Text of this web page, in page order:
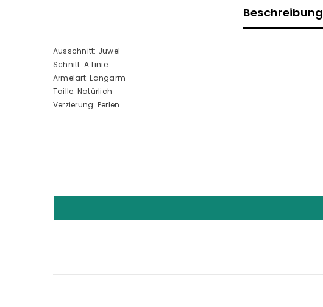
Beschreibung
Ausschnitt: Juwel
Schnitt: A Linie
Ärmelart: Langarm
Taille: Natürlich
Verzierung: Perlen